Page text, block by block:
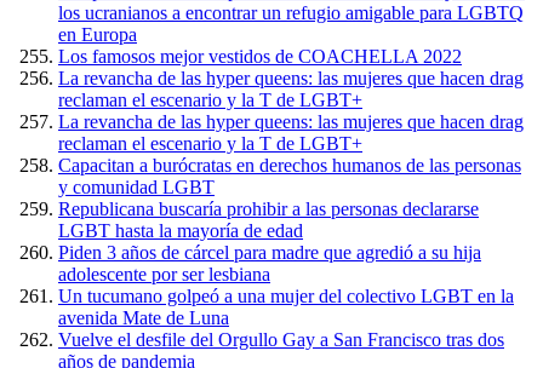
los ucranianos a encontrar un refugio amigable para LGBTQ
en Europa
Los famosos mejor vestidos de COACHELLA 2022
La revancha de las hyper queens: las mujeres que hacen drag
reclaman el escenario y la T de LGBT+
La revancha de las hyper queens: las mujeres que hacen drag
reclaman el escenario y la T de LGBT+
Capacitan a burócratas en derechos humanos de las personas
y comunidad LGBT
Republicana buscaría prohibir a las personas declararse
LGBT hasta la mayoría de edad
Piden 3 años de cárcel para madre que agredió a su hija
adolescente por ser lesbiana
Un tucumano golpeó a una mujer del colectivo LGBT en la
avenida Mate de Luna
Vuelve el desfile del Orgullo Gay a San Francisco tras dos
años de pandemia